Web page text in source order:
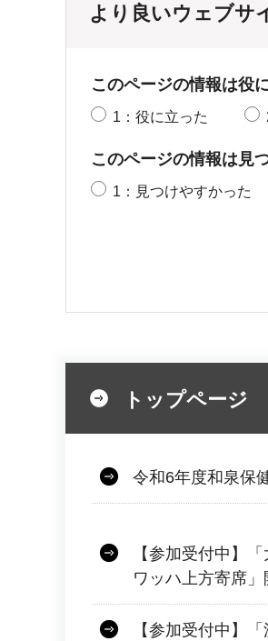
より良いウェブサ
このページの情報は役
1：役に立った
このページの情報は見
1：見つけやすかった
トップページ
令和6年度和泉保
【参加受付中】
ワッハ上方寄席
【参加受付中】